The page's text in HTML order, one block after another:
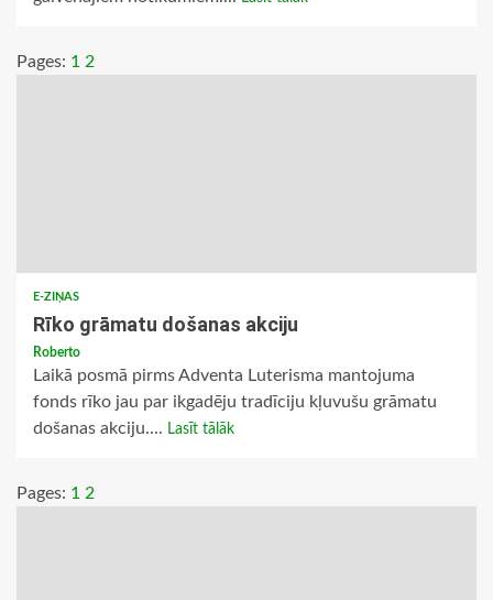
Pages: 1 2
E-ZIŅAS
Rīko grāmatu došanas akciju
Roberto
Laikā posmā pirms Adventa Luterisma mantojuma
fonds rīko jau par ikgadēju tradīciju kļuvušu grāmatu
došanas akciju.... Lasīt tālāk
Pages: 1 2